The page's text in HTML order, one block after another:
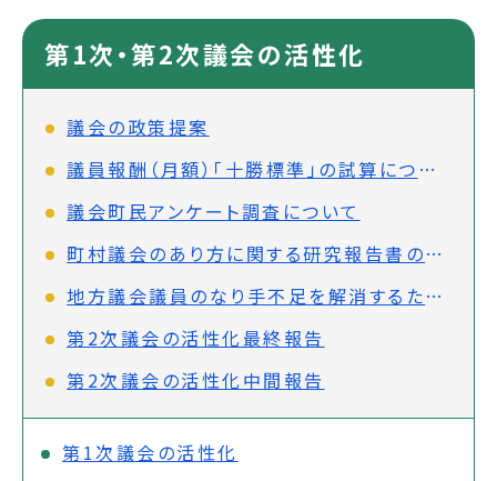
第1次・第2次議会の活性化
議会の政策提案
議員報酬（月額）「十勝標準」の試算について
議会町民アンケート調査について
町村議会のあり方に関する研究報告書の検証
地方議会議員のなり手不足を解消するための環境整備を求める意見書
第2次議会の活性化最終報告
第2次議会の活性化中間報告
第1次議会の活性化